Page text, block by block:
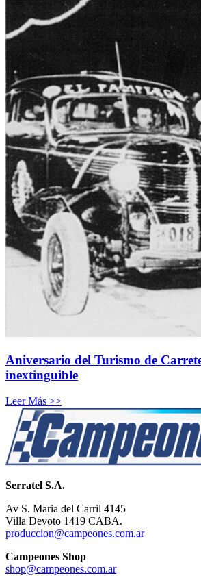
Aniversario del Turismo de
inextinguible
Leer Más >>
Serratel S.A.
Av S. Maria del Carril 4145
Villa Devoto 1419 CABA.
produccion@campeones.com.ar
Campeones Shop
shop@campeones.com.ar